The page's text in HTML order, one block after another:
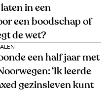
in een
een boodschap of
de wet?
een half jaar met
‘Ik leerde
gezinsleven kunt